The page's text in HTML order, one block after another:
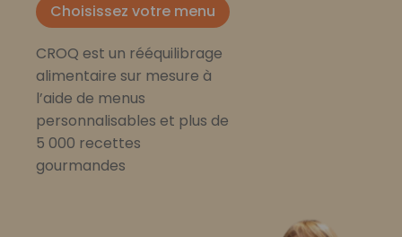
Choisissez votre menu
CROQ est un rééquilibrage
alimentaire sur mesure à
l’aide de menus
personnalisables et plus de
5 000 recettes
gourmandes